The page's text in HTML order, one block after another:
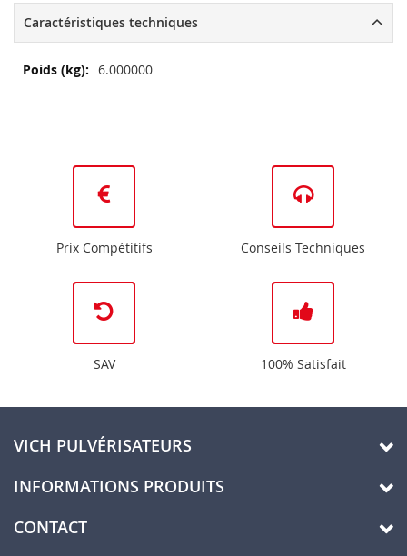
Caractéristiques techniques
Plus
6.000000
Prix Compétitifs Conseils Techniques
SAV 100% Satisfait
VICH PULVÉRISATEURS
INFORMATIONS PRODUITS
CONTACT